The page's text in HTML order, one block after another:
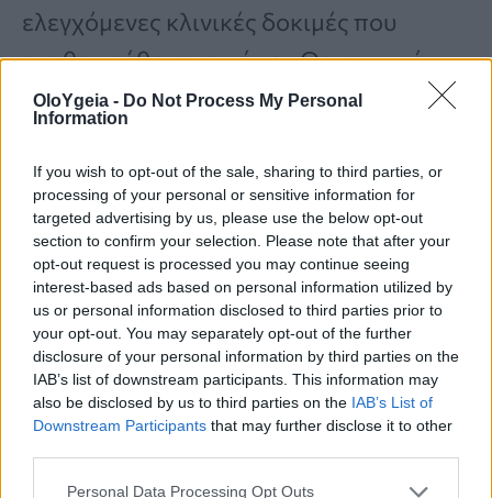
OloYgeia - Do Not Process My Personal
Information
If you wish to opt-out of the sale, sharing to third parties, or
processing of your personal or sensitive information for
targeted advertising by us, please use the below opt-out
section to confirm your selection. Please note that after your
opt-out request is processed you may continue seeing
interest-based ads based on personal information utilized by
us or personal information disclosed to third parties prior to
your opt-out. You may separately opt-out of the further
disclosure of your personal information by third parties on the
IAB’s list of downstream participants. This information may
also be disclosed by us to third parties on the IAB’s List of
Downstream Participants that may further disclose it to other
Personal Data Processing Opt Outs
ελεγχόμενες κλινικές δοκιμές που
αναθεωρήθηκαν από τον Οργανισμό
Τροφίμων και Φαρμάκων για την
ονομασία Xanax XR. Είναι ένα από μια
κατηγορία ηρεμιστικών γνωστών ως
βενζοδιαζεπίνες, που
συνταγογραφούνται ευρέως από τη
δεκαετία του 1970 για τη θεραπεία
ιατρικών καταστάσεων όπως το άγχος
και η αϋπνία.